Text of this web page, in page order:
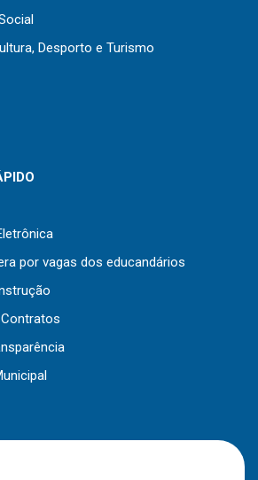
Desporto e Turismo
por vagas dos educandários